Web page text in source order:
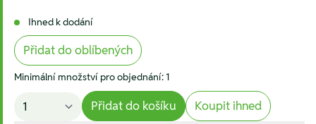
Ihned k dodání
Přidat do oblíbených
Minimální množství pro objednání: 1
Přidat do košíku Koupit ihned